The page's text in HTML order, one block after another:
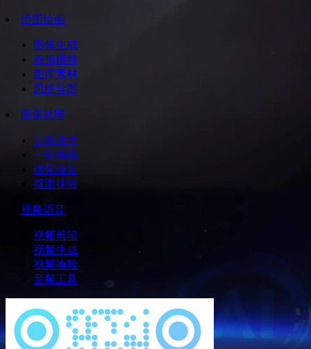
绘图绘画
图像生成
商拍模特
图库素材
思维导图
图像处理
无损放大
一键换脸
优化修复
抠图抹除
视频语音
视频剪辑
视频生成
视频换脸
音频工具